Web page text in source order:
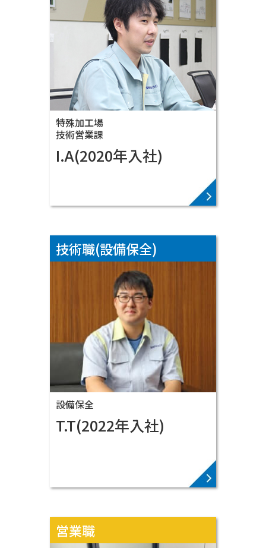
特殊加工場
技術営業課
I.A(2020年入社)
自分の強みを突き詰めて
チャレンジは続く、
これからも。
VIEW MORE ▶
技術職(設備保全)
設備保全
T.T(2022年入社)
お客様と向き合って、
新素材を提供して
いきます。
VIEW MORE ▶
営業職